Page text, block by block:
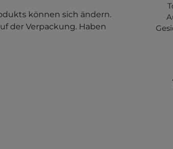
können sich ändern.
der Verpackung. Haben